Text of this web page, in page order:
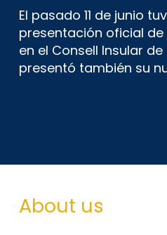
El pasado 11 de junio
presentación oficial de
en el Consell Insular
presentó también su
About us